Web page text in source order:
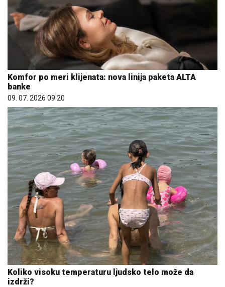
Komfor po meri klijenata: nova linija paketa ALTA
banke
09. 07. 2026 09:20
Koliko visoku temperaturu ljudsko telo može da
izdrži?